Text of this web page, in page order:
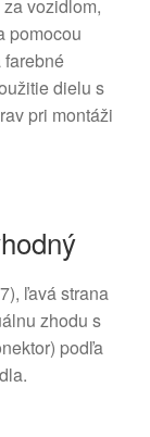
vozidlom,
pomocou
dielu s
pri montáži
ľavá strana
zhodu s
podľa